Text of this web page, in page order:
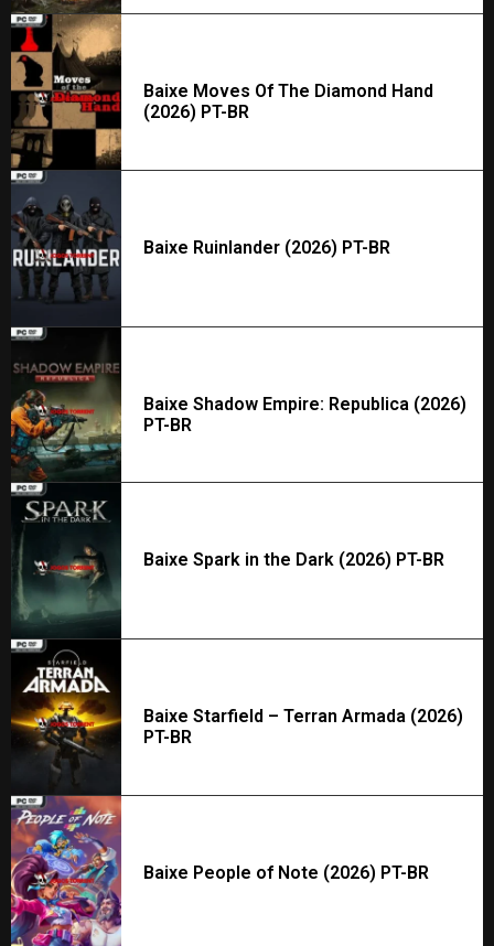
Baixe Moves Of The Diamond Hand
(2026) PT-BR
Baixe Ruinlander (2026) PT-BR
Baixe Shadow Empire: Republica (2026)
PT-BR
Baixe Spark in the Dark (2026) PT-BR
Baixe Starfield – Terran Armada (2026)
PT-BR
Baixe People of Note (2026) PT-BR